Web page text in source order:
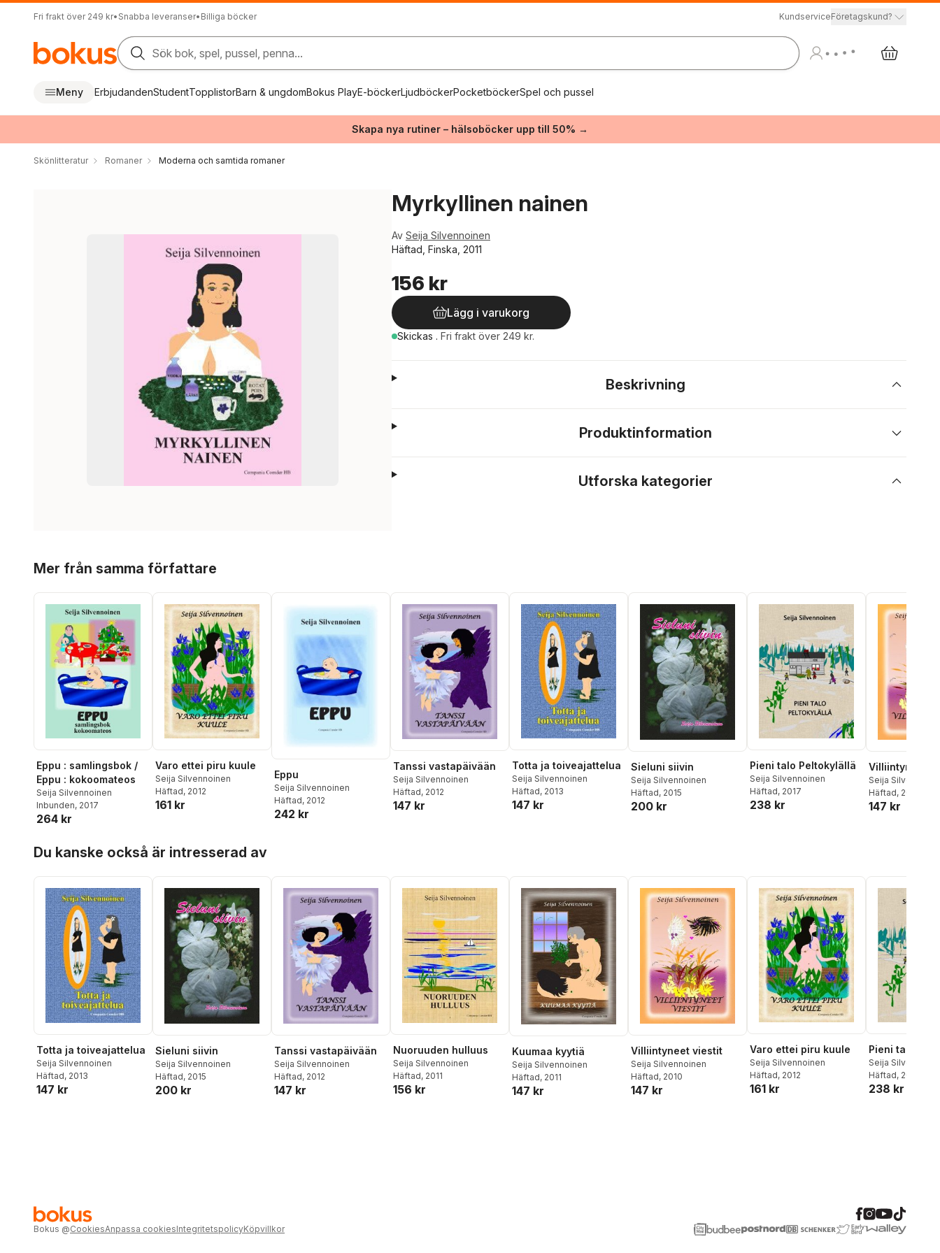
Fri frakt över 249 kr• Snabba leveranser• Billiga böcker KundserviceFöretagskund?
Sök bok, spel, pussel, penna...
Meny ErbjudandenStudentTopplistorBarn & ungdomBokus PlayE-böckerLjudböckerPocketböckerSpel och pussel
Skapa nya rutiner – hälsoböcker upp till 50% →
Skönlitteratur Romaner Moderna och samtida romaner
Myrkyllinen nainen
Av Seija Silvennoinen
Häftad, Finska, 2011
156 kr
Lägg i varukorg
Skickas . Fri frakt över 249 kr.
Beskrivning
Produktinformation
Utforska kategorier
Mer från samma författare
Eppu : samlingsbok /
Eppu : kokoomateos
Seija Silvennoinen
Inbunden, 2017
264 kr
Varo ettei piru kuule
Seija Silvennoinen
Häftad, 2012
161 kr
Eppu
Seija Silvennoinen
Häftad, 2012
242 kr
Tanssi vastapäivään
Seija Silvennoinen
Häftad, 2012
147 kr
Totta ja toiveajattelua
Seija Silvennoinen
Häftad, 2013
147 kr
Sieluni siivin
Seija Silvennoinen
Häftad, 2015
200 kr
Pieni talo Peltokylällä
Seija Silvennoinen
Häftad, 2017
238 kr
Villiintyneet
Seija
Häftad, 2010
147 kr
Du kanske också är intresserad av
Totta ja toiveajattelua
Seija Silvennoinen
Häftad, 2013
147 kr
Sieluni siivin
Seija Silvennoinen
Häftad, 2015
200 kr
Tanssi vastapäivään
Seija Silvennoinen
Häftad, 2012
147 kr
Nuoruuden hulluus
Seija Silvennoinen
Häftad, 2011
156 kr
Kuumaa kyytiä
Seija Silvennoinen
Häftad, 2011
147 kr
Villiintyneet viestit
Seija Silvennoinen
Häftad, 2010
147 kr
Varo ettei piru kuule
Seija Silvennoinen
Häftad, 2012
161 kr
Pieni talo
Seija
Häftad, 2017
238 kr
Bokus @CookiesAnpassa cookiesIntegritetspolicyKöpvillkor